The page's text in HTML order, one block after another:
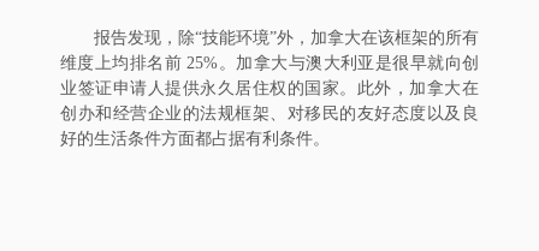
报告发现，除“技能环境”外，加拿大在该框架的所有
维度上均排名前 25%。加拿大与澳大利亚是很早就向创
业签证申请人提供永久居住权的国家。此外，加拿大在
创办和经营企业的法规框架、对移民的友好态度以及良
好的生活条件方面都占据有利条件。